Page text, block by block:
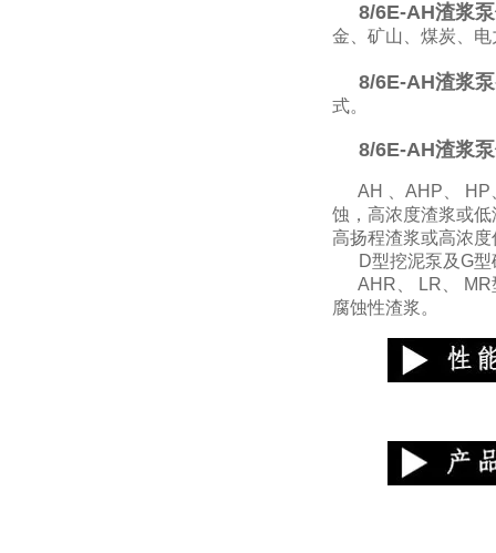
8/6E-AH渣浆
金、矿山、煤炭、
8/6E-AH渣浆
式。
8/6E-AH渣浆
AH 、AHP、 HP
蚀，高浓度渣浆或
高扬程渣浆或高浓
D型挖泥泵及G型
AHR、 LR、 MR
腐蚀性渣浆。